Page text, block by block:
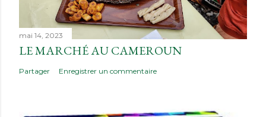
mai 14, 2023
LE MARCHÉ AU CAMEROUN
Partager Enregistrer un commentaire